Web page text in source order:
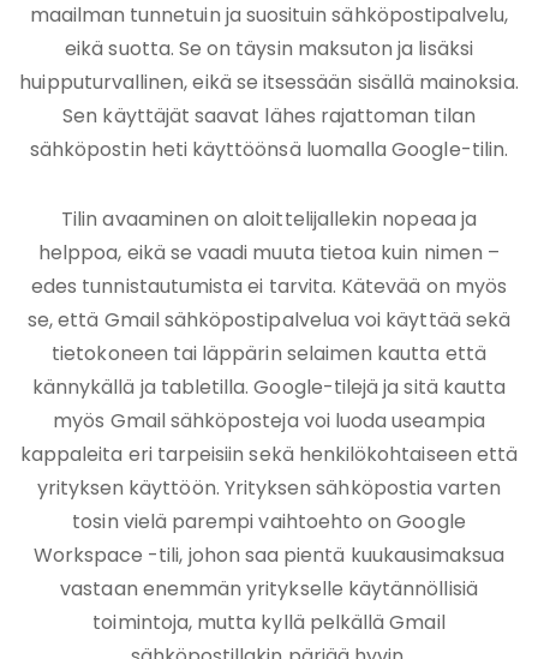
maailman tunnetuin ja suosituin sähköpostipalvelu,
eikä suotta. Se on täysin maksuton ja lisäksi
huipputurvallinen, eikä se itsessään sisällä mainoksia.
Sen käyttäjät saavat lähes rajattoman tilan
sähköpostin heti käyttöönsä luomalla Google-tilin.
Tilin avaaminen on aloittelijallekin nopeaa ja
helppoa, eikä se vaadi muuta tietoa kuin nimen –
edes tunnistautumista ei tarvita. Kätevää on myös
se, että Gmail sähköpostipalvelua voi käyttää sekä
tietokoneen tai läppärin selaimen kautta että
kännykällä ja tabletilla. Google-tilejä ja sitä kautta
myös Gmail sähköposteja voi luoda useampia
kappaleita eri tarpeisiin sekä henkilökohtaiseen että
yrityksen käyttöön. Yrityksen sähköpostia varten
tosin vielä parempi vaihtoehto on Google
Workspace -tili, johon saa pientä kuukausimaksua
vastaan enemmän yritykselle käytännöllisiä
toimintoja, mutta kyllä pelkällä Gmail